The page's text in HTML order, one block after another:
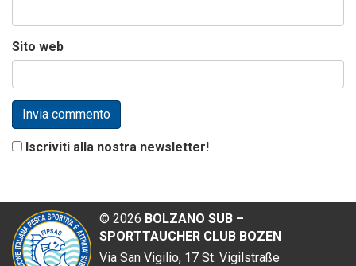
Sito web
Iscriviti alla nostra newsletter!
© 2026 BOLZANO SUB –
SPORTTAUCHER CLUB BOZEN
Via San Vigilio, 17 St. Vigilstraße